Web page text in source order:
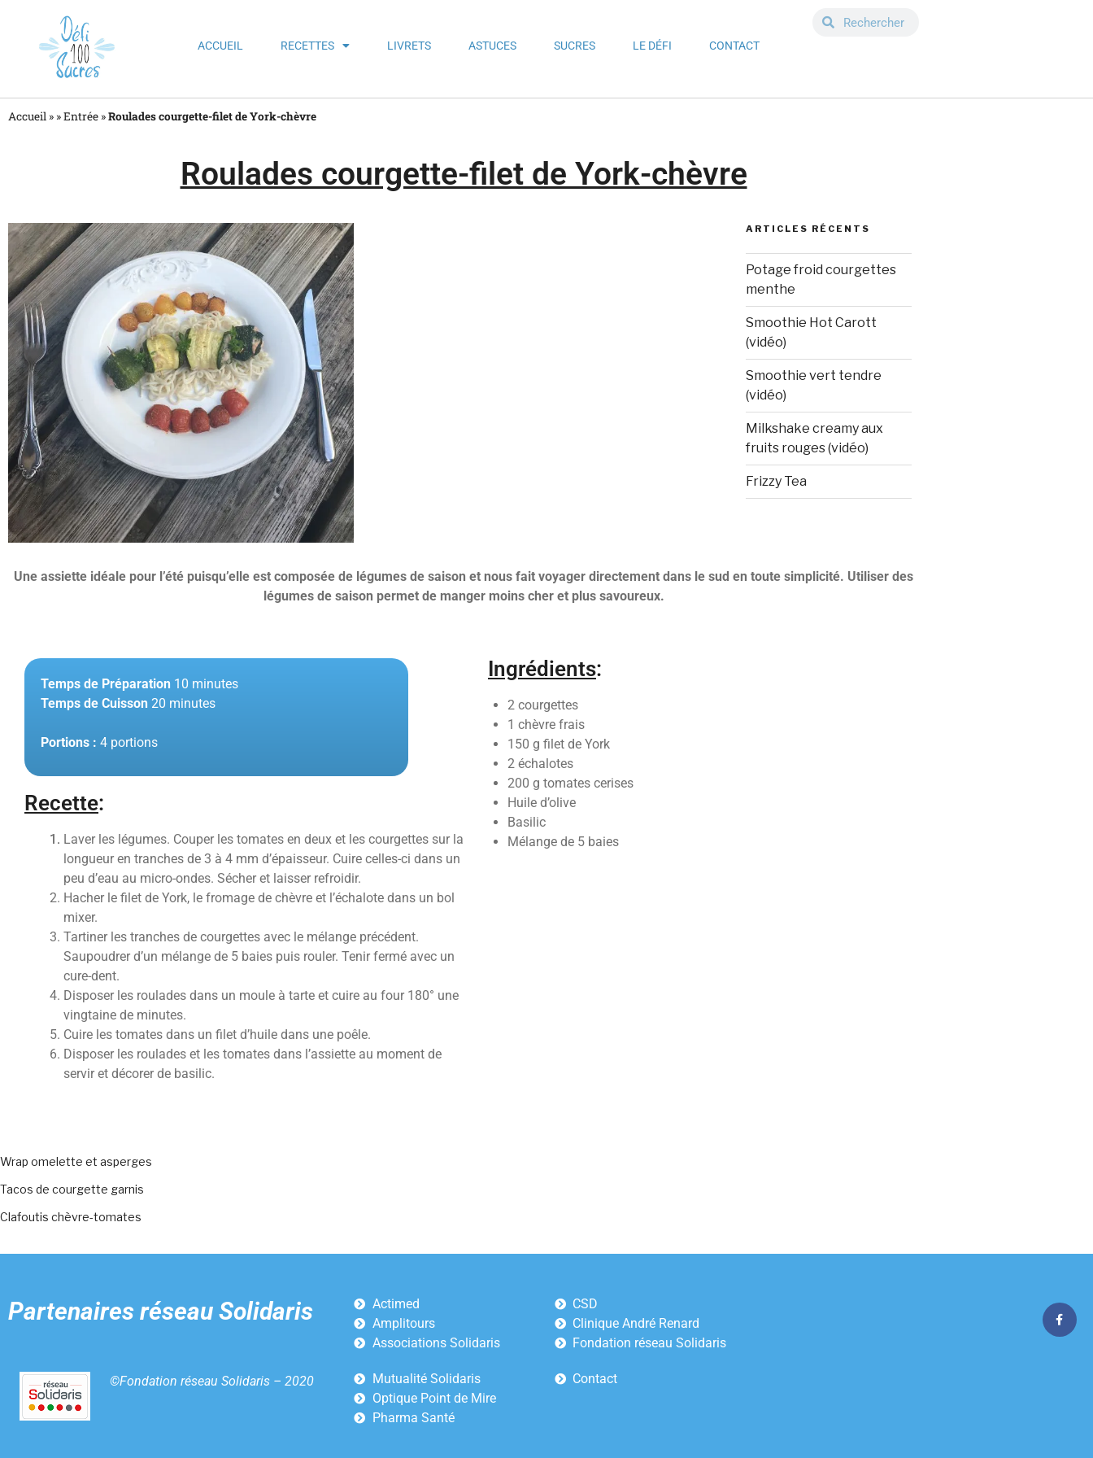
ACCUEIL RECETTES LIVRETS ASTUCES SUCRES LE DÉFI CONTACT
Accueil » »Entrée »Roulades courgette-filet de York-chèvre
Roulades courgette-filet de York-chèvre
ARTICLES RÉCENTS
Potage froid courgettes
menthe
Smoothie Hot Carott
(vidéo)
Smoothie vert tendre
(vidéo)
Milkshake creamy aux
fruits rouges (vidéo)
Frizzy Tea
Une assiette idéale pour l’été puisqu’elle est composée de légumes de saison et nous fait voyager directement dans le sud en toute simplicité. Utiliser des
légumes de saison permet de manger moins cher et plus savoureux.
Temps de Préparation 10 minutes
Temps de Cuisson 20 minutes
Portions : 4 portions
Recette:
Laver les légumes. Couper les tomates en deux et les courgettes sur la
longueur en tranches de 3 à 4 mm d’épaisseur. Cuire celles-ci dans un
peu d’eau au micro-ondes. Sécher et laisser refroidir.
Hacher le filet de York, le fromage de chèvre et l’échalote dans un bol
mixer.
Tartiner les tranches de courgettes avec le mélange précédent.
Saupoudrer d’un mélange de 5 baies puis rouler. Tenir fermé avec un
cure-dent.
Disposer les roulades dans un moule à tarte et cuire au four 180° une
vingtaine de minutes.
Cuire les tomates dans un filet d’huile dans une poêle.
Disposer les roulades et les tomates dans l’assiette au moment de
servir et décorer de basilic.
Ingrédients:
2 courgettes
1 chèvre frais
150 g filet de York
2 échalotes
200 g tomates cerises
Huile d’olive
Basilic
Mélange de 5 baies
Wrap omelette et asperges
Tacos de courgette garnis
Clafoutis chèvre-tomates
Partenaires réseau Solidaris
©Fondation réseau Solidaris – 2020
Actimed
Amplitours
Associations Solidaris
Mutualité Solidaris
Optique Point de Mire
Pharma Santé
CSD
Clinique André Renard
Fondation réseau Solidaris
Contact